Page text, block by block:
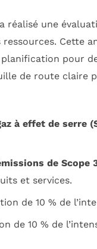
réalisé une
Cette
planification pour
de route claire
à effet de serre
de Scope
et services.
de 10 % de
de 10 % de